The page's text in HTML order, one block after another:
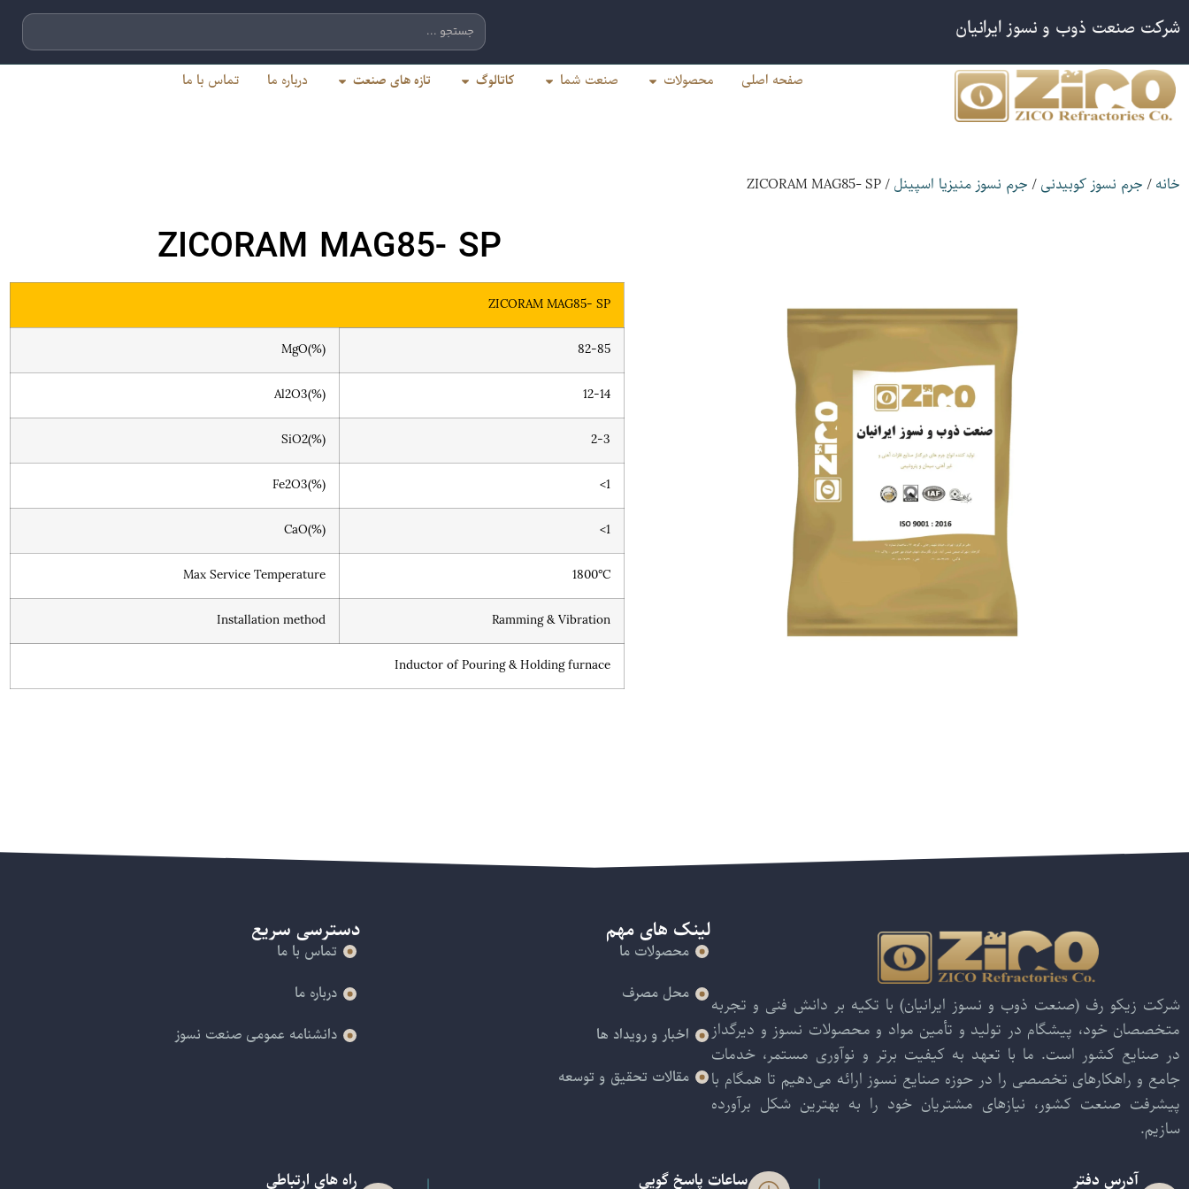
شرکت صنعت ذوب و نسوز ایرانیان
صفحه اصلی محصولات صنعت شما کاتالوگ تازه های صنعت درباره ما تماس با ما
خانه / جرم نسوز کوبیدنی / جرم نسوز منیزیا اسپینل / ZICORAM MAG85- SP
ZICORAM MAG85- SP
ZICORAM MAG85- SP
MgO(%) 82-85
Al2O3(%) 12-14
SiO2(%) 2-3
Fe2O3(%) <1
CaO(%) <1
Max Service Temperature 1800°C
Installation method Ramming & Vibration
Inductor of Pouring & Holding furnace
شرکت زیکو رف (صنعت ذوب و نسوز ایرانیان) با تکیه بر دانش فنی و تجربه
متخصصان خود، پیشگام در تولید و تأمین مواد و محصولات نسوز و دیرگداز
در صنایع کشور است. ما با تعهد به کیفیت برتر و نوآوری مستمر، خدمات
جامع و راهکارهای تخصصی را در حوزه صنایع نسوز ارائه می‌دهیم تا همگام با
پیشرفت صنعت کشور، نیازهای مشتریان خود را به بهترین شکل برآورده
سازیم.
لینک های مهم
محصولات ما
محل مصرف
اخبار و رویداد ها
مقالات تحقیق و توسعه
دسترسی سریع
تماس با ما
درباره ما
دانشنامه عمومی صنعت نسوز
آدرس دفتر ساعات پاسخ گویی راه های ارتباطی